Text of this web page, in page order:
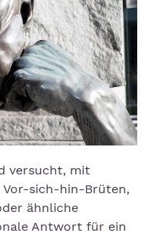
versucht, mit
Vor-sich-hin-Brüten,
ähnliche
Antwort für ein